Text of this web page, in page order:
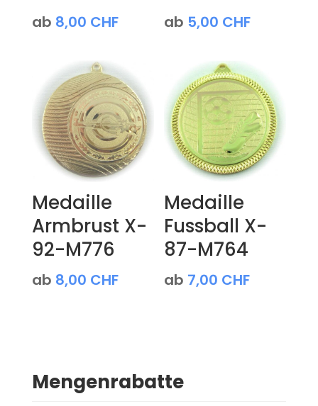
ab 8,00 CHF ab 5,00 CHF
Medaille
Armbrust X-
92-M776
ab 8,00 CHF
Medaille
Fussball X-
87-M764
ab 7,00 CHF
Mengenrabatte